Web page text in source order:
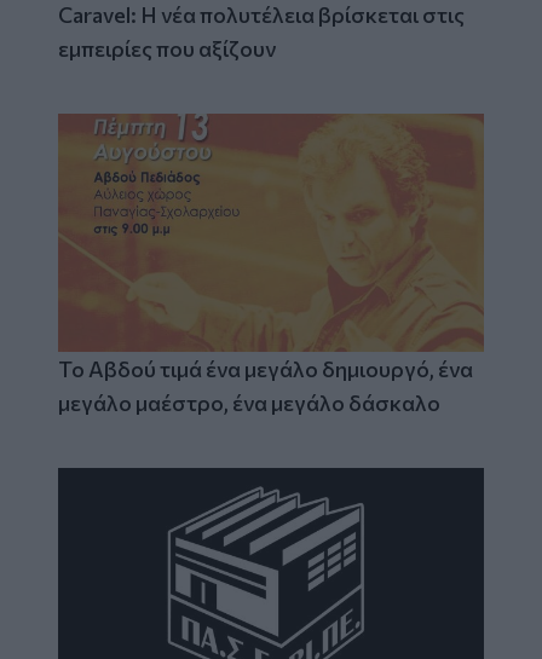
Caravel: Η νέα πολυτέλεια βρίσκεται στις
εμπειρίες που αξίζουν
Το Αβδού τιμά ένα μεγάλο δημιουργό, ένα
μεγάλο μαέστρο, ένα μεγάλο δάσκαλο